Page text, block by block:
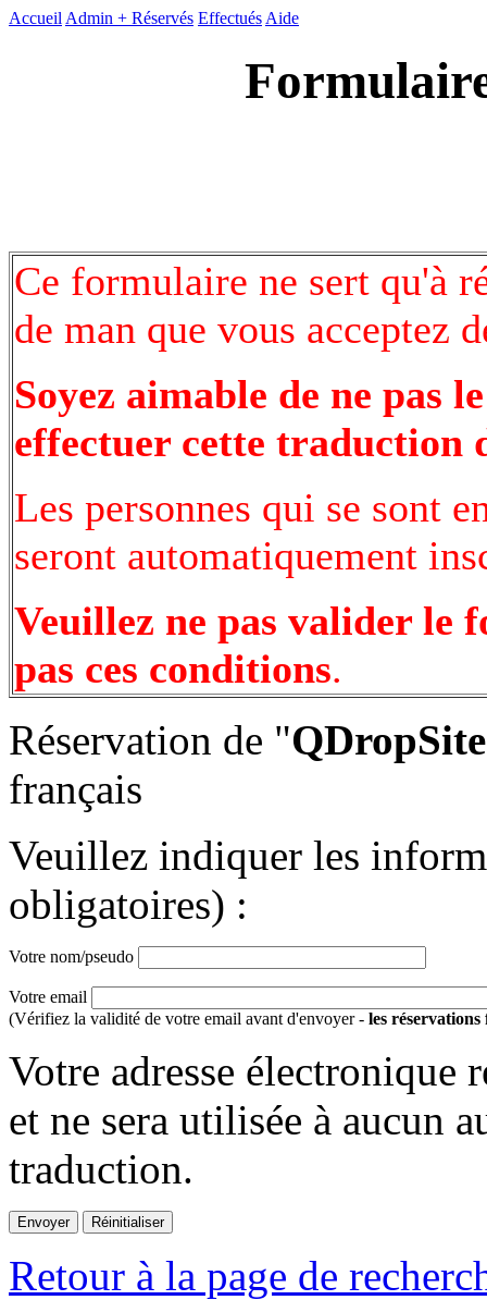
Accueil Admin + Réservés Effectués Aide
Ce formulaire ne sert qu'à
de man que vous acceptez
Soyez aimable de ne pas
effectuer cette traduction
Les personnes qui se sont
seront automatiquement
Veuillez ne pas valider le
pas ces conditions.
Réservation de "
français
Veuillez indiquer les
obligatoires) :
Votre nom/pseudo
Votre email
(Vérifiez la validité de votre email avant d'envoyer - les réservations
Votre adresse électronique
et ne sera utilisée à aucun
traduction.
Retour à la page de